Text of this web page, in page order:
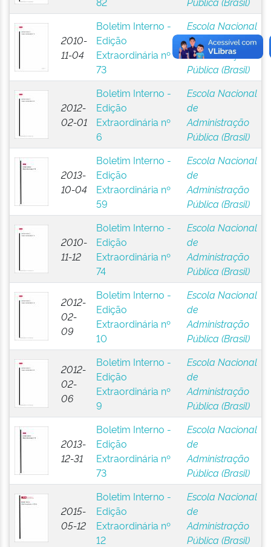
2010-
11-04
Boletim Interno -
Edição
Extraordinária nº
73
Escola Nacional
de
Administração
Pública (Brasil)
2012-
02-01
Boletim Interno -
Edição
Extraordinária nº
6
Escola Nacional
de
Administração
Pública (Brasil)
2013-
10-04
Boletim Interno -
Edição
Extraordinária nº
59
Escola Nacional
de
Administração
Pública (Brasil)
2010-
11-12
Boletim Interno -
Edição
Extraordinária nº
74
Escola Nacional
de
Administração
Pública (Brasil)
2012-
02-
09
Boletim Interno -
Edição
Extraordinária nº
10
Escola Nacional
de
Administração
Pública (Brasil)
2012-
02-
06
Boletim Interno -
Edição
Extraordinária nº
9
Escola Nacional
de
Administração
Pública (Brasil)
2013-
12-31
Boletim Interno -
Edição
Extraordinária nº
73
Escola Nacional
de
Administração
Pública (Brasil)
2015-
05-12
Boletim Interno -
Edição
Extraordinária nº
12
Escola Nacional
de
Administração
Pública (Brasil)